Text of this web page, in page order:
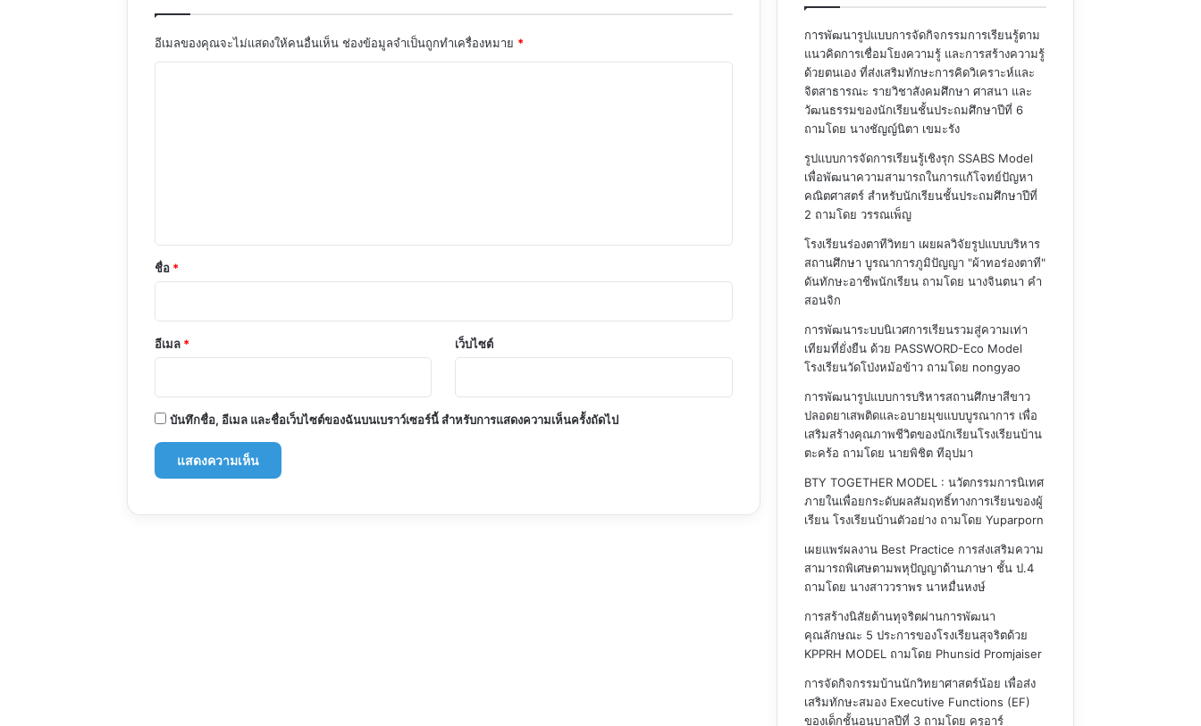
อีเมลของคุณจะไม่แสดงให้คนอื่นเห็น ช่องข้อมูลจำเป็นถูกทำเครื่องหมาย *
*
ชื่อ *
อีเมล * เว็บไซต์
บันทึกชื่อ, อีเมล และชื่อเว็บไซต์ของฉันบนเบราว์เซอร์นี้ สำหรับการแสดงความเห็นครั้งถัดไป
การพัฒนารูปแบบการจัดกิจกรรมการเรียนรู้ตาม
แนวคิดการเชื่อมโยงความรู้ และการสร้างความรู้
ด้วยตนเอง ที่ส่งเสริมทักษะการคิดวิเคราะห์และ
จิตสาธารณะ รายวิชาสังคมศึกษา ศาสนา และ
วัฒนธรรมของนักเรียนชั้นประถมศึกษาปีที่ 6
ถามโดย นางชัญญ์นิตา เขมะรัง
รูปแบบการจัดการเรียนรู้เชิงรุก SSABS Model
เพื่อพัฒนาความสามารถในการแก้โจทย์ปัญหา
คณิตศาสตร์ สำหรับนักเรียนชั้นประถมศึกษาปีที่
2 ถามโดย วรรณเพ็ญ
โรงเรียนร่องตาทีวิทยา เผยผลวิจัยรูปแบบบริหาร
สถานศึกษา บูรณาการภูมิปัญญา "ผ้าทอร่องตาที"
ดันทักษะอาชีพนักเรียนถามโดย นางจินตนา คำ
สอนจิก
การพัฒนาระบบนิเวศการเรียนรวมสู่ความเท่า
เทียมที่ยั่งยืน ด้วย PASSWORD-Eco Model
โรงเรียนวัดโป่งหม้อข้าวถามโดย nongyao
การพัฒนารูปแบบการบริหารสถานศึกษาสีขาว
ปลอดยาเสพติดและอบายมุขแบบบูรณาการ เพื่อ
เสริมสร้างคุณภาพชีวิตของนักเรียนโรงเรียนบ้าน
ตะคร้อ ถามโดย นายพิชิต ทีอุปมา
BTY TOGETHER MODEL : นวัตกรรมการนิเทศ
ภายในเพื่อยกระดับผลสัมฤทธิ์ทางการเรียนของผู้
เรียน โรงเรียนบ้านตัวอย่างถามโดย Yuparporn
เผยแพร่ผลงาน Best Practice การส่งเสริมความ
สามารถพิเศษตามพหุปัญญาด้านภาษา ชั้น ป.4
ถามโดย นางสาววราพร นาหมื่นหงษ์
การสร้างนิสัยต้านทุจริตผ่านการพัฒนา
คุณลักษณะ 5 ประการของโรงเรียนสุจริตด้วย
KPPRH MODELถามโดย Phunsid Promjaiser
การจัดกิจกรรมบ้านนักวิทยาศาสตร์น้อย เพื่อส่ง
เสริมทักษะสมอง Executive Functions (EF)
ของเด็กชั้นอนุบาลปีที่ 3ถามโดย ครูอาร์